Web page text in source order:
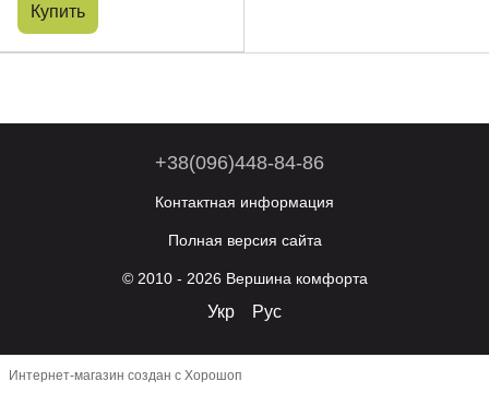
Купить
+38(096)448-84-86
Контактная информация
Полная версия сайта
© 2010 - 2026 Вершина комфорта
Укр Рус
Интернет-магазин создан с Хорошоп